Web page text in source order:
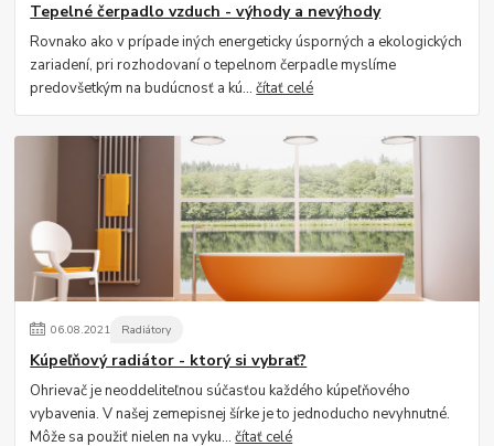
Tepelné čerpadlo vzduch - výhody a nevýhody
Rovnako ako v prípade iných energeticky úsporných a ekologických
zariadení, pri rozhodovaní o tepelnom čerpadle myslíme
predovšetkým na budúcnosť a kú...čítať celé
06.08.2021 Radiátory
Kúpeľňový radiátor - ktorý si vybrať?
Ohrievač je neoddeliteľnou súčasťou každého kúpeľňového
vybavenia. V našej zemepisnej šírke je to jednoducho nevyhnutné.
Môže sa použiť nielen na vyku...čítať celé